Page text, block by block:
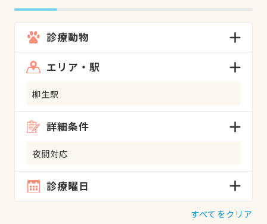
診療動物
エリア・駅
柳生駅
詳細条件
夜間対応
診療曜日
すべてをクリア